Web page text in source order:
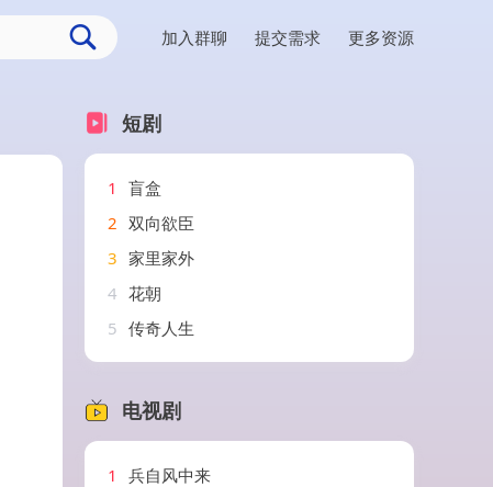
加入群聊 提交需求 更多资源
短剧
1
盲盒
2 双向欲臣
3 家里家外
4 花朝
5 传奇人生
电视剧
1
兵自风中来